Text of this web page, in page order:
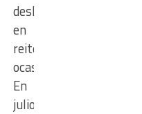
deslizado
en
reiteradas
ocasiones.
En
julio,